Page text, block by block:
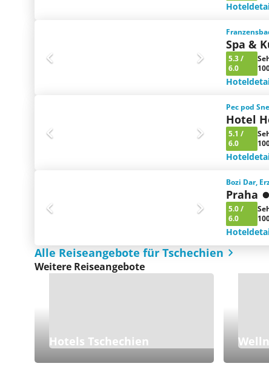
Spa &
5.3/
6.0
Pec pod
Hotel
5.1 /
6.0
Bozi Dar,
Praha
5.0/
6.0
Alle Reiseangebote für Tschechien
Weitere Reiseangebote
Hotels Tschechien